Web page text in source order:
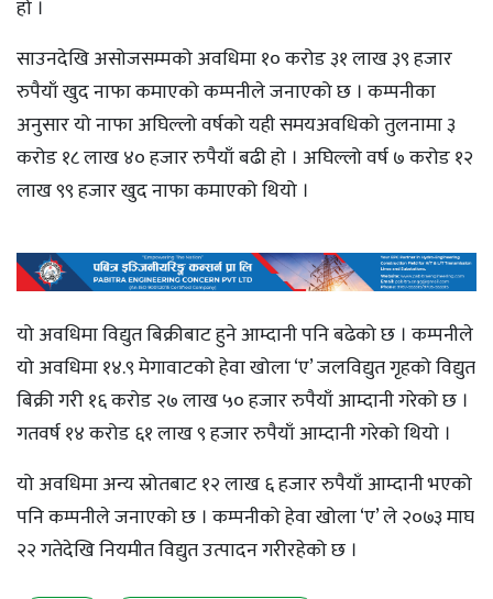
हो ।
साउनदेखि असोजसम्मको अवधिमा १० करोड ३१ लाख ३९ हजार
रुपैयाँ खुद नाफा कमाएको कम्पनीले जनाएको छ । कम्पनीका
अनुसार यो नाफा अघिल्लो वर्षको यही समयअवधिको तुलनामा ३
करोड १८ लाख ४० हजार रुपैयाँ बढी हो । अघिल्लो वर्ष ७ करोड १२
लाख ९९ हजार खुद नाफा कमाएको थियो ।
यो अवधिमा विद्युत बिक्रीबाट हुने आम्दानी पनि बढेको छ । कम्पनीले
यो अवधिमा १४.९ मेगावाटको हेवा खोला ‘ए’ जलविद्युत गृहको विद्युत
बिक्री गरी १६ करोड २७ लाख ५० हजार रुपैयाँ आम्दानी गरेको छ ।
गतवर्ष १४ करोड ६१ लाख ९ हजार रुपैयाँ आम्दानी गरेको थियो ।
यो अवधिमा अन्य स्रोतबाट १२ लाख ६ हजार रुपैयाँ आम्दानी भएको
पनि कम्पनीले जनाएको छ । कम्पनीको हेवा खोला ‘ए’ ले २०७३ माघ
२२ गतेदेखि नियमीत विद्युत उत्पादन गरीरहेको छ ।